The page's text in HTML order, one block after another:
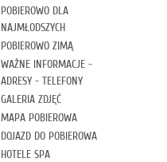
POBIEROWO DLA
NAJMŁODSZYCH
POBIEROWO ZIMĄ
WAŻNE INFORMACJE -
ADRESY - TELEFONY
GALERIA ZDJĘĆ
MAPA POBIEROWA
DOJAZD DO POBIEROWA
HOTELE SPA